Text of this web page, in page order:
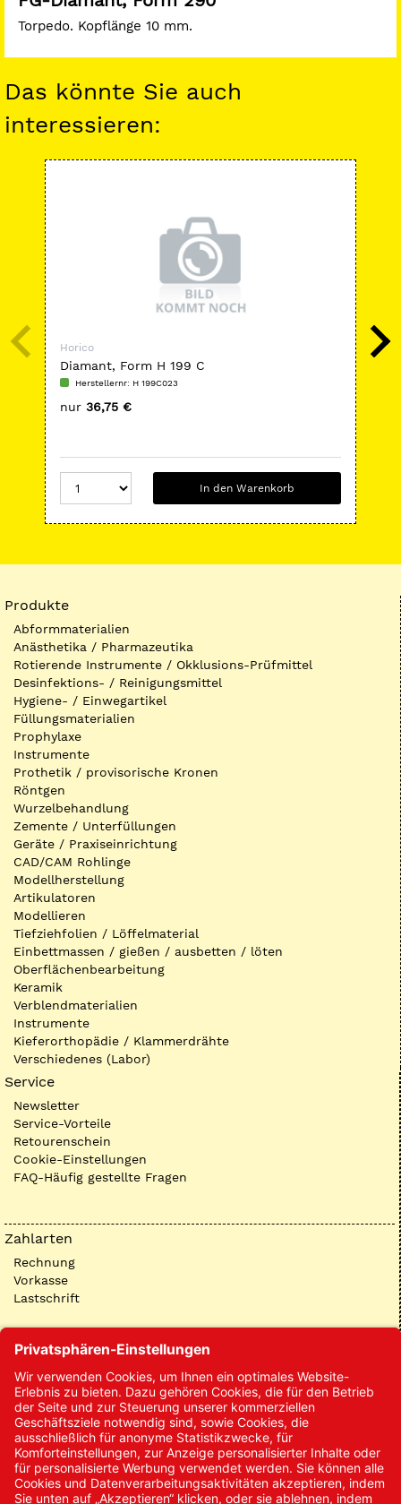
Torpedo. Kopflänge 10 mm.
Das könnte Sie auch
interessieren:
Horico
Diamant, Form H 199 C
Herstellernr: H 199C023
nur 36,75 €
In den Warenkorb
Produkte
Abformmaterialien
Anästhetika / Pharmazeutika
Rotierende Instrumente / Okklusions-Prüfmittel
Desinfektions- / Reinigungsmittel
Hygiene- / Einwegartikel
Füllungsmaterialien
Prophylaxe
Instrumente
Prothetik / provisorische Kronen
Röntgen
Wurzelbehandlung
Zemente / Unterfüllungen
Geräte / Praxiseinrichtung
CAD/CAM Rohlinge
Modellherstellung
Artikulatoren
Modellieren
Tiefziehfolien / Löffelmaterial
Einbettmassen / gießen / ausbetten / löten
Oberflächenbearbeitung
Keramik
Verblendmaterialien
Instrumente
Kieferorthopädie / Klammerdrähte
Verschiedenes (Labor)
Service
Newsletter
Service-Vorteile
Retourenschein
Cookie-Einstellungen
FAQ-Häufig gestellte Fragen
Zahlarten
Rechnung
Vorkasse
Lastschrift
Kontakt
Kontakt/Anfrage
Neukundenanmeldung
Kennwort vergessen